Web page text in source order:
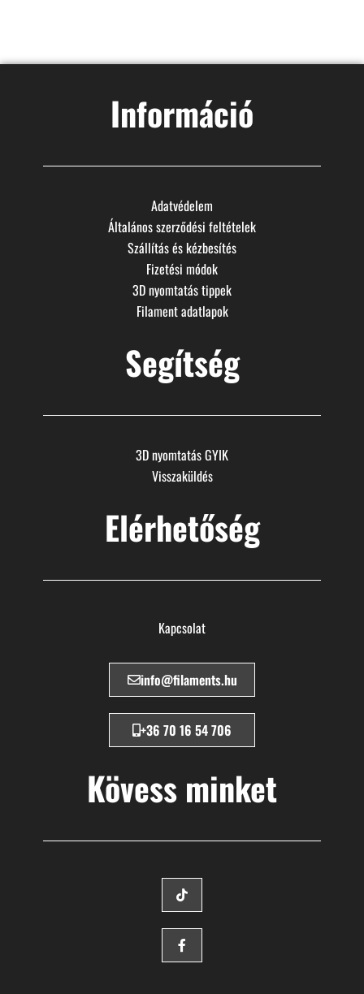
Információ
Adatvédelem
Általános szerződési feltételek
Szállítás és kézbesítés
Fizetési módok
3D nyomtatás tippek
Filament adatlapok
Segítség
3D nyomtatás GYIK
Visszaküldés
Elérhetőség
Kapcsolat
info@filaments.hu
+36 70 16 54 706
Kövess minket